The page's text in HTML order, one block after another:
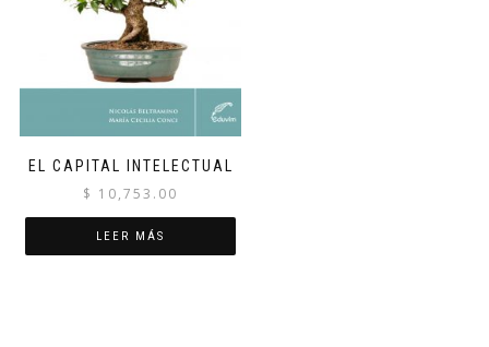
EL CAPITAL INTELECTUAL
$ 10,753.00
LEER MÁS